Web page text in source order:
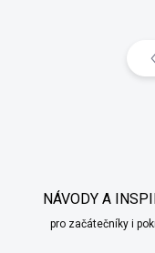
NÁVODY A
pro začátečníky i